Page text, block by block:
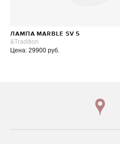
ЛАМПА MARBLE SV 5
&Tradition
Цена: 29900 руб.